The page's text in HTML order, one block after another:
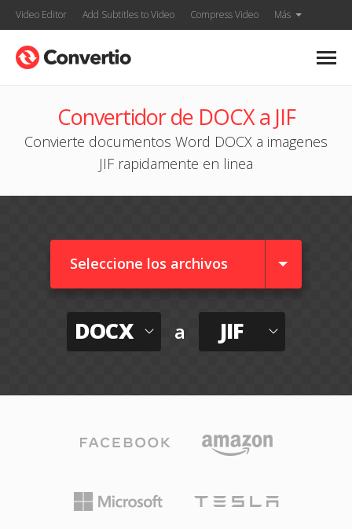
Video Editor Add Subtitles to Video Compress Video Más
Convertidor de DOCX a JIF
Convierte documentos Word DOCX a imagenes
JIF rapidamente en linea
Seleccione los archivos
DOCX a JIF